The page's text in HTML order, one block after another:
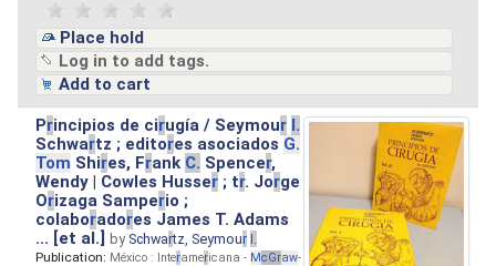
Place hold
Log in to add tags.
Add to cart
Principios de cirugía / Seymour I.
Schwartz ; editores asociados G.
Tom Shires, Frank C. Spencer,
Wendy | Cowles Husser ; tr. Jorge
Orizaga Samperio ;
colaboradores James T. Adams
... [et al.]by Schwartz, Seymour I.
Publication: México : Interamericana - McGraw-